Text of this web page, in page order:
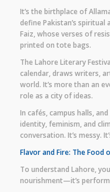
It’s the birthplace of
define Pakistan’s spiritual
Faiz, whose verses of
printed on tote bags.
The Lahore Literary
calendar, draws writers,
world. It’s more than an
role as a city of ideas.
In cafés, campus halls,
identity, feminism, and
conversation. It’s messy.
Flavor and Fire: The Food
To understand Lahore,
nourishment—it’s